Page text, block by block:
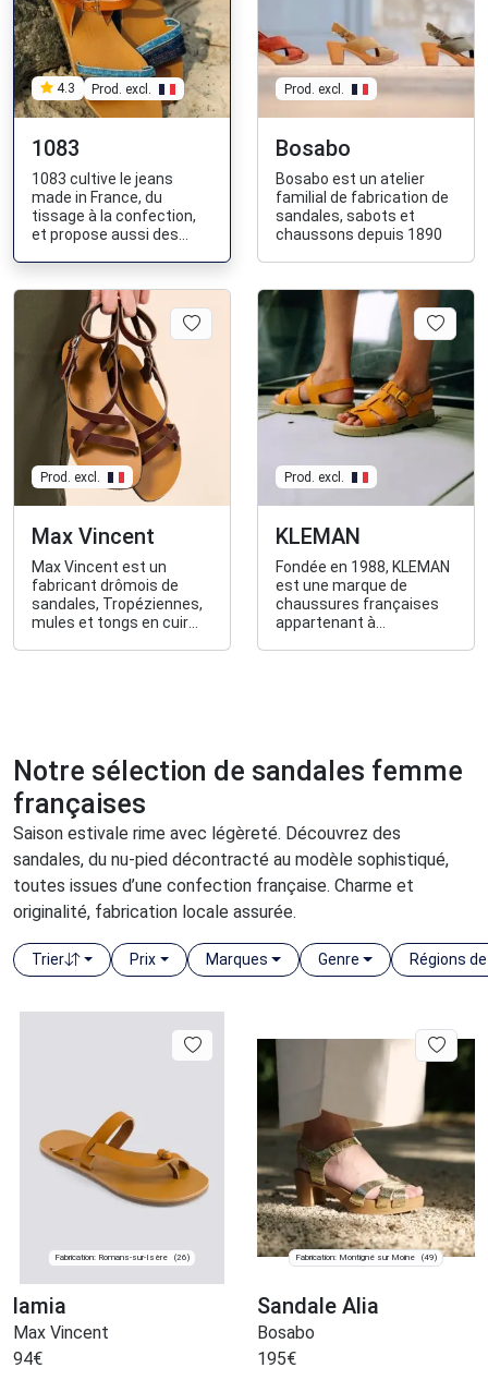
4.3 Prod. excl.
1083
1083 cultive le jeans
made in France, du
tissage à la confection,
et propose aussi des
Prod. excl.
Bosabo
Bosabo est un atelier
familial de fabrication de
sandales, sabots et
chaussons depuis 1890
Prod. excl.
Max Vincent
Max Vincent est un
fabricant drômois de
sandales, Tropéziennes,
mules et tongs en cuir
Prod. excl.
KLEMAN
Fondée en 1988, KLEMAN
est une marque de
chaussures françaises
appartenant à
streetwear.
Notre sélection de sandales femme
françaises
Saison estivale rime avec légèreté. Découvrez des
sandales, du nu-pied décontracté au modèle sophistiqué,
toutes issues d’une confection française. Charme et
originalité, fabrication locale assurée.
Trier Prix Marques Genre Régions
Fabrication: Romans-sur-Isère (26)
lamia
Max Vincent
94€
Fabrication: Montigné sur Moine (49)
Sandale Alia
Bosabo
195€